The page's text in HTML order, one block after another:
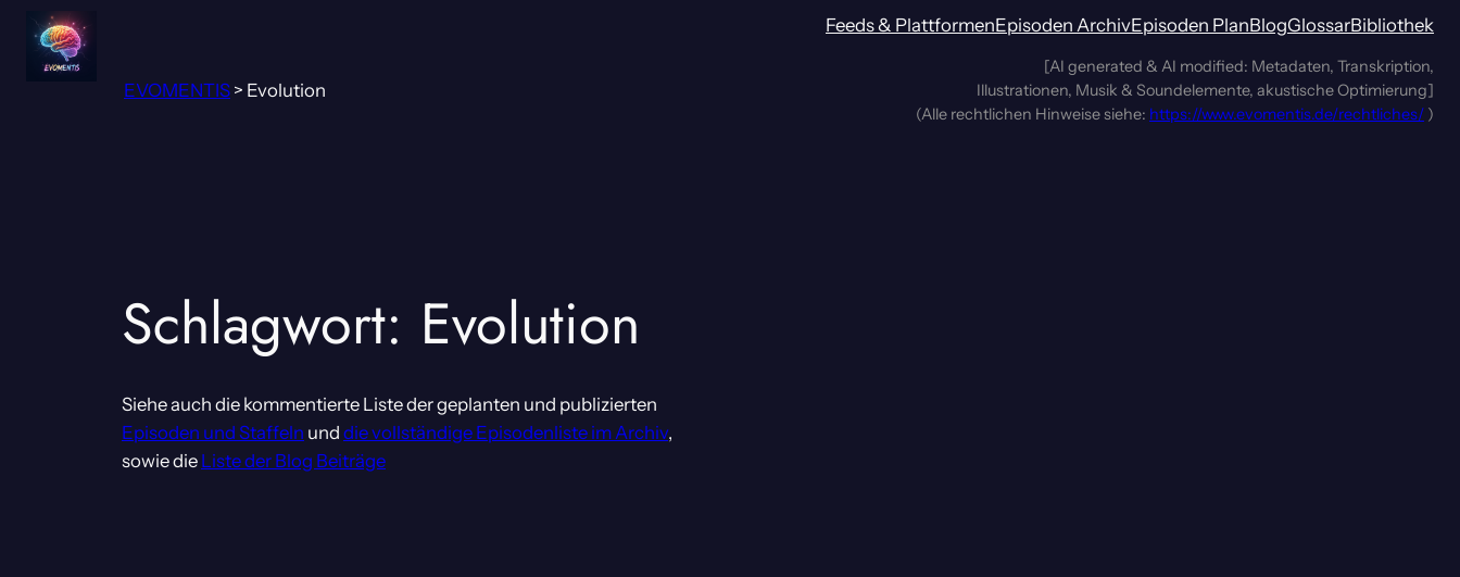
Zum
Inhalt
springen
Feeds & PlattformenEpisoden ArchivEpisoden PlanBlogGlossarBibliothek
EVOMENTIS > Evolution
[AI generated & AI modified: Metadaten, Transkription,
Illustrationen, Musik & Soundelemente, akustische Optimierung]
(Alle rechtlichen Hinweise siehe: https://www.evomentis.de/rechtliches/ )
Schlagwort: Evolution
Siehe auch die kommentierte Liste der geplanten und publizierten
Episoden und Staffeln und die vollständige Episodenliste im Archiv,
sowie die Liste der Blog Beiträge